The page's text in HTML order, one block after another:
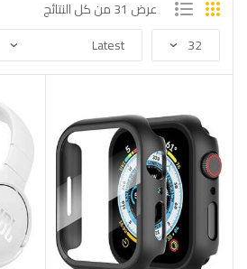
عرض ⁦31⁩ من كل النتائج